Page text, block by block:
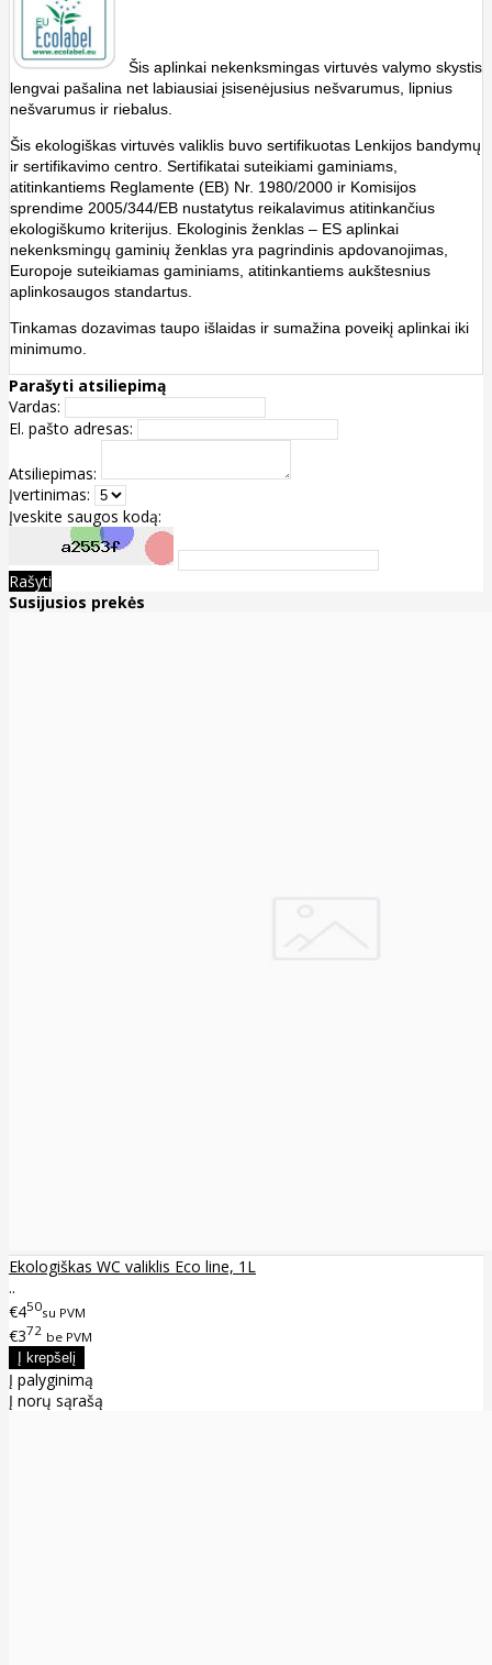
Šis aplinkai nekenksmingas virtuvės valymo skystis
lengvai pašalina net labiausiai įsisenėjusius nešvarumus, lipnius
nešvarumus ir riebalus.
Šis ekologiškas virtuvės valiklis buvo sertifikuotas Lenkijos bandymų
ir sertifikavimo centro. Sertifikatai suteikiami gaminiams,
atitinkantiems Reglamente (EB) Nr. 1980/2000 ir Komisijos
sprendime 2005/344/EB nustatytus reikalavimus atitinkančius
ekologiškumo kriterijus. Ekologinis ženklas – ES aplinkai
nekenksmingų gaminių ženklas yra pagrindinis apdovanojimas,
Europoje suteikiamas gaminiams, atitinkantiems aukštesnius
aplinkosaugos standartus.
Tinkamas dozavimas taupo išlaidas ir sumažina poveikį aplinkai iki
minimumo.
Parašyti atsiliepimą
Vardas:
El. pašto adresas:
Atsiliepimas:
Įvertinimas:
Įveskite saugos kodą:
Rašyti
Susijusios prekės
Ekologiškas WC valiklis Eco line, 1L
..
€450su PVM
€372 be PVM
Į palyginimą
Į norų sąrašą